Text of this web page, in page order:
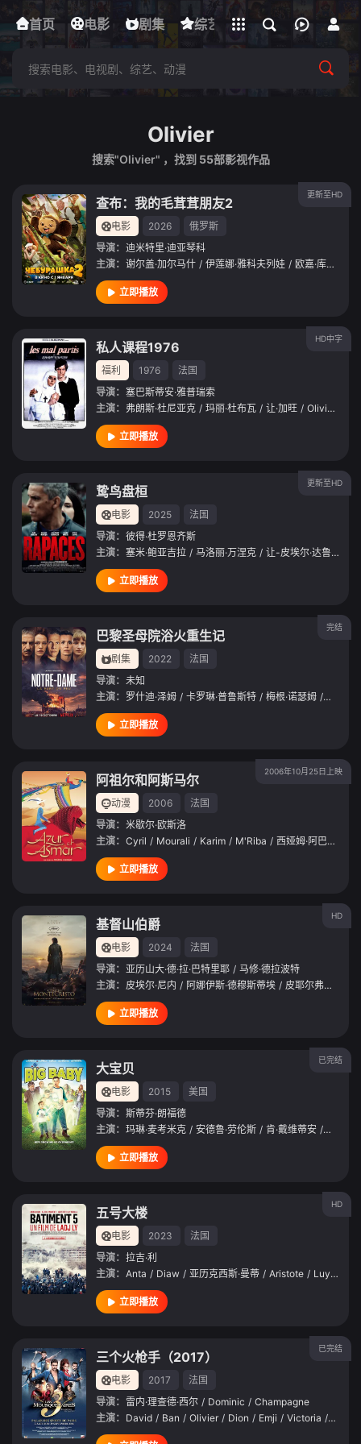
首页 电影 剧集 综艺 动漫 短剧
下载客户端
立即登录
Olivier
搜索"Olivier" ，找到 55部影视作品
更新至HD
查布：我的毛茸茸朋友2
电影 2026
俄罗斯
导演： 迪米特里·迪亚琴科
主演： 谢尔盖·加尔马什 / 伊莲娜·雅科夫列娃 / 欧嘉·库兹敏娜
立即播放
HD中字
私人课程1976
福利 1976
法国
导演： 塞巴斯蒂安·雅普瑞索
主演： 弗朗斯·杜尼亚克 / 玛丽·杜布瓦 / 让·加旺 / Olivier
立即播放
更新至HD
鸷鸟盘桓
电影 2025
法国
导演： 彼得·杜罗恩齐斯
主演： 塞米·鲍亚吉拉 / 马洛丽·万涅克 / 让-皮埃尔·达鲁森
立即播放
完结
巴黎圣母院浴火重生记
剧集 2022
法国
导演： 未知
主演： 罗什迪·泽姆 / 卡罗琳·普鲁斯特 / 梅根·诺瑟姆 / 西蒙·
立即播放
2006年10月25日上映
阿祖尔和阿斯马尔
动漫 2006
法国
导演： 米歇尔·欧斯洛
主演： Cyril / Mourali / Karim / M'Riba / 西娅姆·阿巴斯
立即播放
HD
基督山伯爵
电影 2024
法国
导演： 亚历山大·德·拉·巴特里耶 / 马修·德拉波特
主演： 皮埃尔·尼内 / 阿娜伊斯·德穆斯蒂埃 / 皮耶尔弗兰切斯科·法维诺
立即播放
已完结
大宝贝
电影 2015
美国
导演： 斯蒂芬·朗福德
主演： 玛琳·麦考米克 / 安德鲁·劳伦斯 / 肯·戴维蒂安 / 基普·吉
立即播放
HD
五号大楼
电影 2023
法国
导演： 拉吉·利
主演： Anta / Diaw / 亚历克西斯·曼蒂 / Aristote / Luyindula
立即播放
已完结
三个火枪手（2017）
电影 2017
法国
导演： 雷内·理查德·西尔 / Dominic / Champagne
主演： David / Ban / Olivier / Dion / Emji / Victoria /